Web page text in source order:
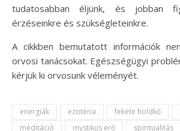
tudatosabban éljünk, és jobban
érzéseinkre és szükségleteinkre.
A cikkben bemutatott információk
orvosi tanácsokat. Egészségügyi
kérjük ki orvosunk véleményét.
energiák ezotéria fekete holdkő
meditáció
mystikus erő spiritualitás